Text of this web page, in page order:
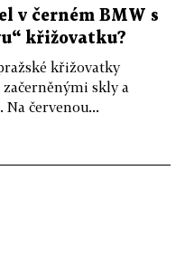
v černém BMW s
křižovatku?
křižovatky
skly a
červenou...